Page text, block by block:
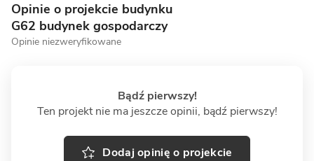
Opinie o projekcie budynku
G62 budynek gospodarczy
Opinie niezweryfikowane
Bądź pierwszy!
Ten projekt nie ma jeszcze opinii, bądź pierwszy!
Dodaj opinię o projekcie